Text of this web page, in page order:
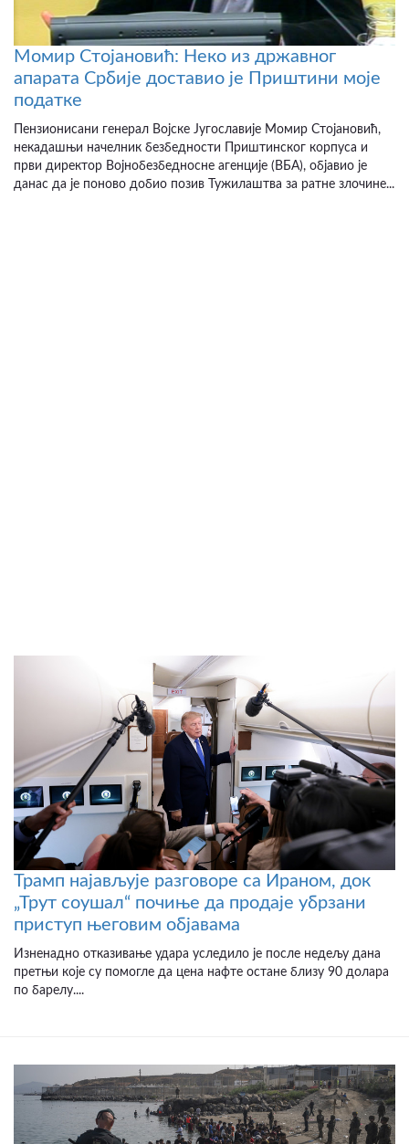
Момир Стојановић: Неко из државног
апарата Србије доставио је Приштини моје
податке
Пензионисани генерал Војске Југославије Момир Стојановић,
некадашњи начелник безбедности Приштинског корпуса и
први директор Војнобезбедносне агенције (ВБА), објавио је
данас да је поново добио позив Тужилаштва за ратне злочине...
Трамп најављује разговоре са Ираном, док
„Трут соушал“ почиње да продаје убрзани
приступ његовим објавама
Изненадно отказивање удара уследило је после недељу дана
претњи које су помогле да цена нафте остане близу 90 долара
по барелу....